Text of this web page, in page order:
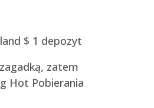
zatem
Hot Pobierania